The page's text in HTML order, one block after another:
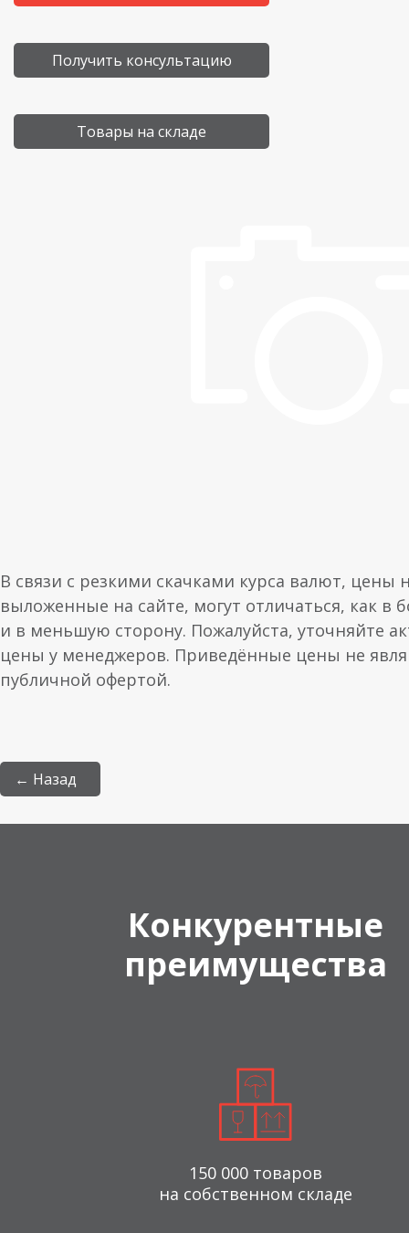
Получить консультацию
Товары на складе
В связи с резкими скачками курса валют, цены
выложенные на сайте, могут отличаться, как в
и в меньшую сторону. Пожалуйста, уточняйте
цены у менеджеров. Приведённые цены не
публичной офертой.
← Назад
Конкурентные
преимущества
150 000 товаров
на собственном складе